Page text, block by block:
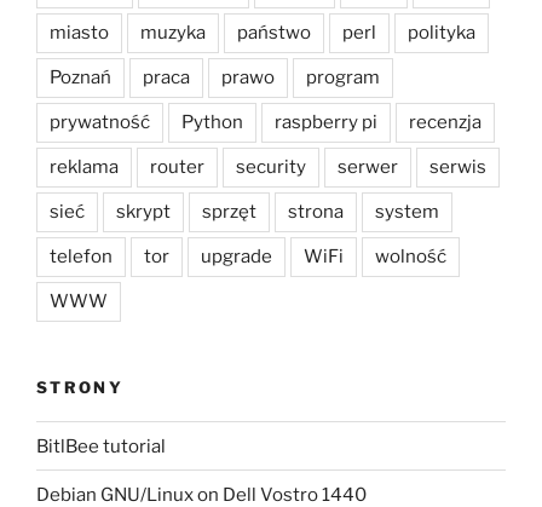
miasto muzyka państwo perl polityka
Poznań praca prawo program
prywatność Python raspberry pi recenzja
reklama router security serwer serwis
sieć skrypt sprzęt strona system
telefon tor upgrade WiFi wolność
WWW
STRONY
BitlBee tutorial
Debian GNU/Linux on Dell Vostro 1440